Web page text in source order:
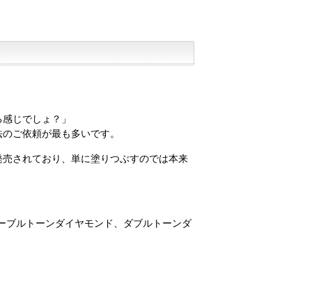
じでしょ？」
ご依頼が最も多いです。
されており、単に塗りつぶすのでは本来
ルトーンダイヤモンド、ダブルトーンダ